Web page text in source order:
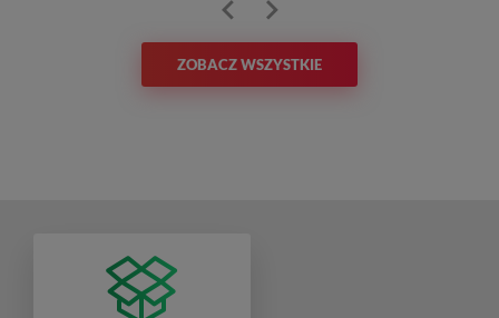
ZOBACZ WSZYSTKIE